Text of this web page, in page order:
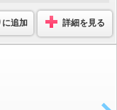
に追加 詳細を見る